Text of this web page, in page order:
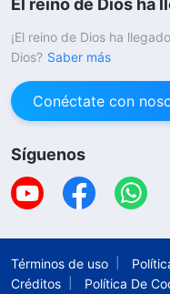
¡El reino de Dios ha
Dios? Saber más
Conéctate con
Síguenos
Términos de uso
Créditos
Política De